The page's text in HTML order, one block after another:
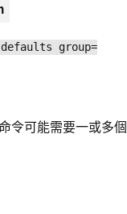
group=
令可能需要一或多個